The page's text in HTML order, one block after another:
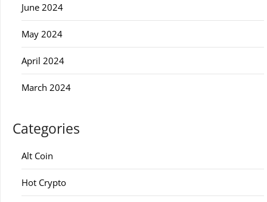
June 2024
May 2024
April 2024
March 2024
Categories
Alt Coin
Hot Crypto